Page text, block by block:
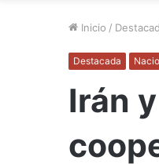
Inicio /
Destacada
Irán